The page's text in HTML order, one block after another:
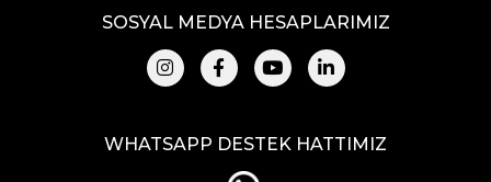
SOSYAL MEDYA HESAPLARIMIZ
WHATSAPP DESTEK HATTIMIZ